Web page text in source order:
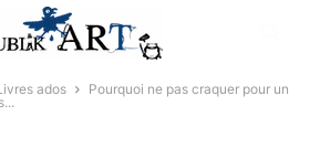
ados
Pourquoi ne pas craquer pour un